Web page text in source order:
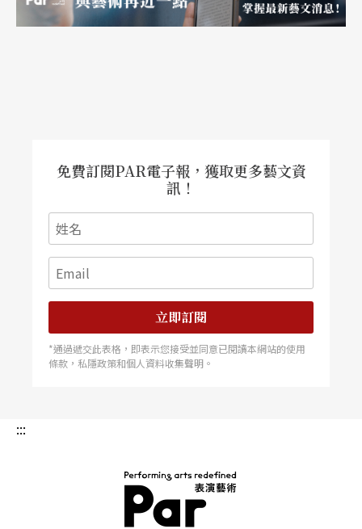
免費訂閱PAR電子報，獲取更多藝文資
訊！
立即訂閱
*通過遞交此表格，即表示您接受並同意已閱讀本網站的使用
條款，私隱政策和個人資料收集聲明。
:::